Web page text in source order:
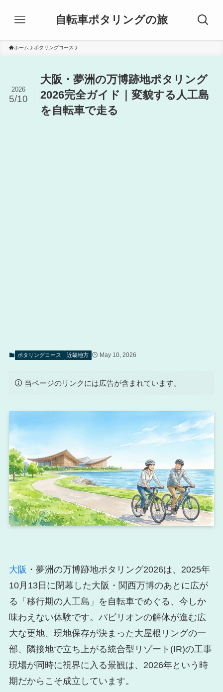
自転車ポタリングの旅
ホーム ポタリングコース
大阪・夢洲の万博跡地ポタリング
2026完全ガイド｜変貌する人工島
を自転車で走る
2026
5/10
ポタリングコース 近畿地方 May 10, 2026
当ページのリンクには広告が含まれています。
大阪 ・夢洲の万博跡地ポタリング2026は、2025年
10月13日に閉幕した大阪・関西万博のあとに広が
る「移行期の人工島」を自転車でめぐる、今しか
味わえない体験です。パビリオンの解体が進む広
大な更地、現地保存が決まった大屋根リングの一
部、隣接地で立ち上がる統合型リゾート(IR)の工事
現場が同時に視界に入る景観は、2026年という時
期だからこそ成立しています。